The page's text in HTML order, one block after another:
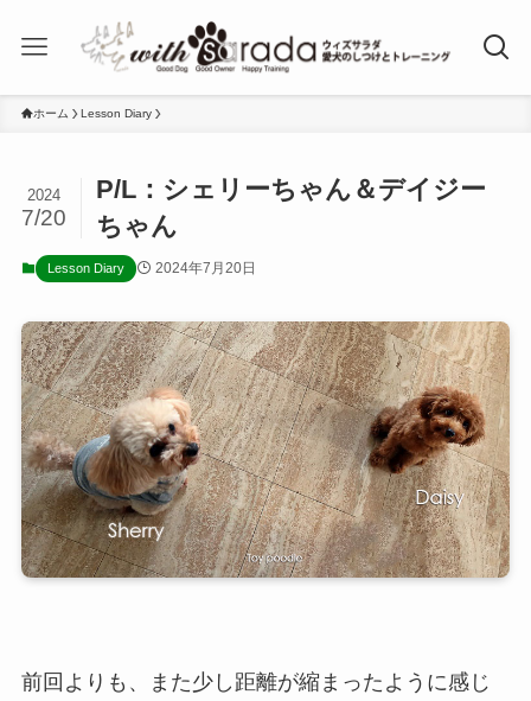
ホーム Lesson Diary
P/L：シェリーちゃん＆デイジー
ちゃん
2024
7/20
Lesson Diary 2024年7月20日
前回よりも、また少し距離が縮まったように感じ